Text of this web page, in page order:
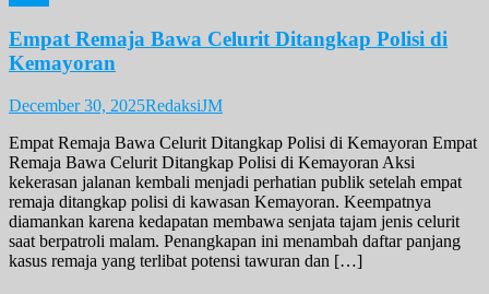
Empat Remaja Bawa Celurit Ditangkap Polisi di
Kemayoran
December 30, 2025RedaksiJM
Empat Remaja Bawa Celurit Ditangkap Polisi di Kemayoran Empat
Remaja Bawa Celurit Ditangkap Polisi di Kemayoran Aksi
kekerasan jalanan kembali menjadi perhatian publik setelah empat
remaja ditangkap polisi di kawasan Kemayoran. Keempatnya
diamankan karena kedapatan membawa senjata tajam jenis celurit
saat berpatroli malam. Penangkapan ini menambah daftar panjang
kasus remaja yang terlibat potensi tawuran dan […]